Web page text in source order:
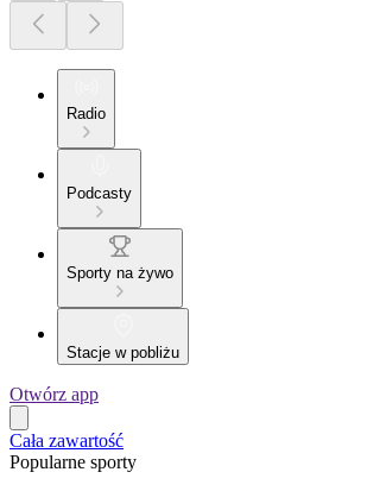
Radio
Podcasty
Sporty na żywo
Stacje w pobliżu
Otwórz app
Cała zawartość
Popularne sporty